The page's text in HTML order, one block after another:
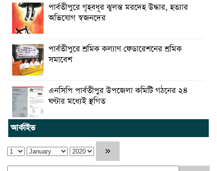
পার্বতীপুরে গৃহবধূর ঝুলন্ত মরদেহ উদ্ধার, হত্যার
অভিযোগ স্বজনদের
পার্বতীপুরে শ্রমিক কল্যাণ ফেডারেশনের শ্রমিক
সমাবেশ
এনসিপি পার্বতীপুর উপজেলা কমিটি গঠনের ২৪
ঘণ্টার মধ্যেই স্থগিত
আর্কাইভ